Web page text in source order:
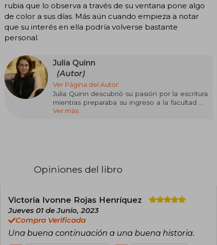
rubia que lo observa a través de su ventana pone algo
de color a sus días. Más aún cuando empieza a notar
que su interés en ella podría volverse bastante
personal.
Julia Quinn
(Autor)
Ver Página del Autor
Julia Quinn descubrió su pasión por la escritura
mientras preparaba su ingreso a la facultad de
Medicina, pero no tardó en darse cuenta de
lugar en el exclusivo Romance Writers of
America Hall of Fame, honor reservado solo
para unas pocas figuras destacadas de la
literatura romántica.
Su serie más célebre, la saga de los Bridgerton,
Ver más
Opiniones del libro
Victoria Ivonne Rojas Henríquez
Jueves 01 de Junio, 2023
Compra Verificada
Una buena continuación a una buena historia.